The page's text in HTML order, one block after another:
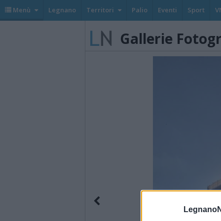
Menù Legnano Territori Palio Eventi Sport
Gallerie